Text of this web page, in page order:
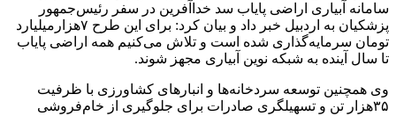
سامانه آبیاری اراضی پایاب سد خداآفرین در سفر رئیس‌جمهور
پزشکیان به اردبیل خبر داد و بیان کرد: برای این طرح ۷هزارمیلیارد
تومان سرمایه‌گذاری شده است و تلاش می‌کنیم همه اراضی پایاب
تا سال آینده به شبکه نوین آبیاری مجهز شوند.
وی همچنین توسعه سردخانه‌ها و انبارهای کشاورزی با ظرفیت
۳۵هزار تن و تسهیلگری صادرات برای جلوگیری از خام‌فروشی